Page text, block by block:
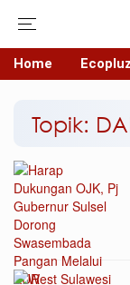
Home Ecopluz
Topik: